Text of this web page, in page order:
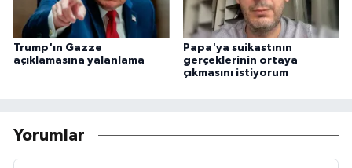
Trump'ın Gazze
açıklamasına yalanlama
Papa'ya suikastının
gerçeklerinin ortaya
çıkmasını istiyorum
Yorumlar